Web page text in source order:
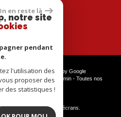
propriétaires
| Traduction powered by Google
honoraires-Liens- Admin- Toutes nos
annonces
à tous les types d'écrans.
en reste là
notre site
pendant
l'utilisation des
proposer des
des statistiques !